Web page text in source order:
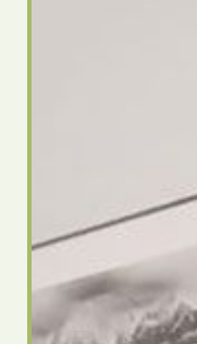
Doaa Elsayd
القاهرة - مصر